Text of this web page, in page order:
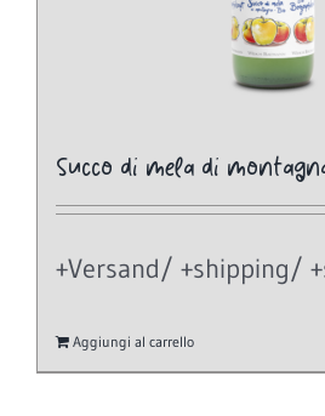
Succo di mela di
+Versand/ +shipping/
Aggiungi al carrello